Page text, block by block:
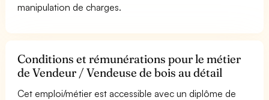
manipulation de charges.
Conditions et rémunérations pour le métier
de Vendeur / Vendeuse de bois au détail
Cet emploi/métier est accessible avec un diplôme de